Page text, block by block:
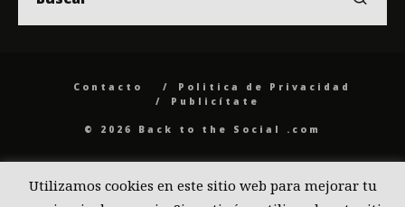
Contacto
Politica de Privacidad
Publicítate
© 2026 Back to the Social .com
Utilizamos cookies en este sitio web para mejorar tu